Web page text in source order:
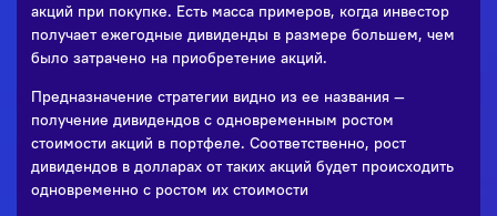
акций при покупке. Есть масса примеров, когда инвестор
получает ежегодные дивиденды в размере большем, чем
было затрачено на приобретение акций.
Предназначение стратегии видно из ее названия —
получение дивидендов с одновременным ростом
стоимости акций в портфеле. Соответственно, рост
дивидендов в долларах от таких акций будет происходить
одновременно с ростом их стоимости